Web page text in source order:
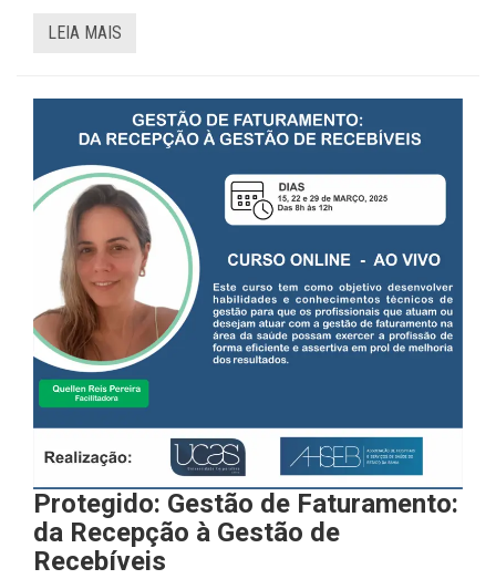
LEIA MAIS
Protegido: Gestão de Faturamento:
da Recepção à Gestão de
Recebíveis